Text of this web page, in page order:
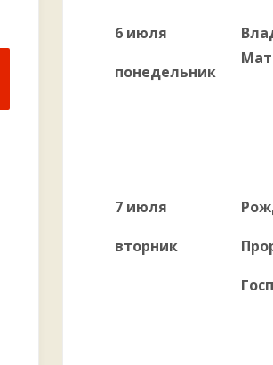
6 июля
понедельник
7 июля
вторник